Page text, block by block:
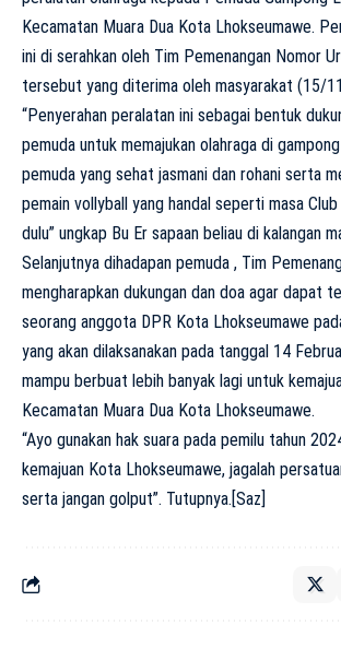
Kecamatan Muara Dua Kota Lhokseumawe.
ini di serahkan oleh Tim Pemenangan Nomor
tersebut yang diterima oleh masyarakat (15/
“Penyerahan peralatan ini sebagai bentuk
pemuda untuk memajukan olahraga di
pemuda yang sehat jasmani dan rohani serta
pemain vollyball yang handal seperti masa
dulu” ungkap Bu Er sapaan beliau di kalangan
Selanjutnya dihadapan pemuda , Tim
mengharapkan dukungan dan doa agar dapat
seorang anggota DPR Kota Lhokseumawe
yang akan dilaksanakan pada tanggal 14
mampu berbuat lebih banyak lagi untuk
Kecamatan Muara Dua Kota Lhokseumawe.
“Ayo gunakan hak suara pada pemilu tahun
kemajuan Kota Lhokseumawe, jagalah
serta jangan golput”. Tutupnya.[Saz]